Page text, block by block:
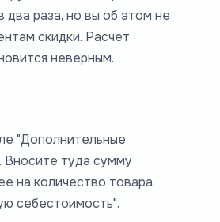
два раза, но вы об этом не
скидки. Расчет
неверным.
"Дополнительные
Вносите туда сумму
на количество товара.
себестоимость".